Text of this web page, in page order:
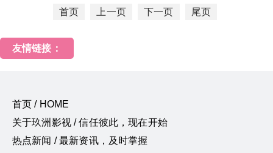
首页 上一页 下一页 尾页
友情链接：
首页 / HOME
关于玖洲影视 / 信任彼此，现在开始
热点新闻 / 最新资讯，及时掌握